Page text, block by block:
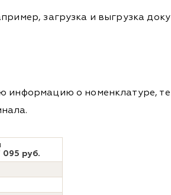
загрузка и выгрузка
информацию о номенклатуре,
095 руб.